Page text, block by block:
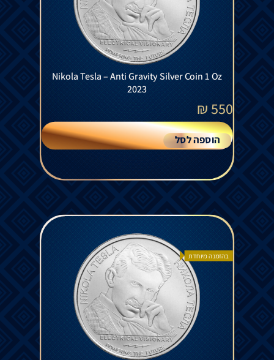
Nikola Tesla – Anti Gravity Silver Coin 1 Oz
2023
550
₪
הוספה לסל
בהזמנה מיוחדת